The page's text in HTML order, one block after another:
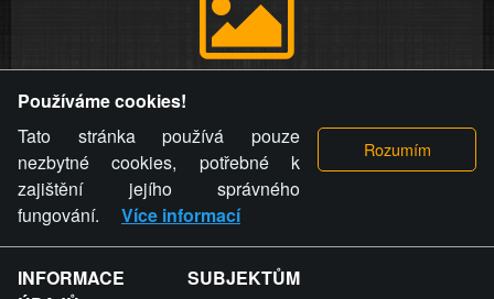
videa a komentáře. Osoba, které se toto opatření provozovatele
stránky týče, ani osoba, která umístila fotografii nebo video na
stránku, nemůže z důvodu odstranění fotografie, videa nebo
komentáře pro výše uvedenou okolnost uplatnit vůči
provozovateli stránky žádný nárok na náhradu škody nebo
nemajetkové újmy.
Používáme cookies!
Tato stránka používá pouze
nezbytné cookies, potřebné k
zajištění jejího správného
fungování.
Více informací
INFORMACE SUBJEKTŮM